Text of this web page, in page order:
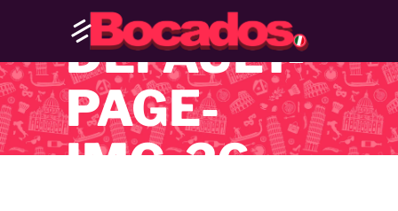
DEFAULT-
PAGE-
IMG-26